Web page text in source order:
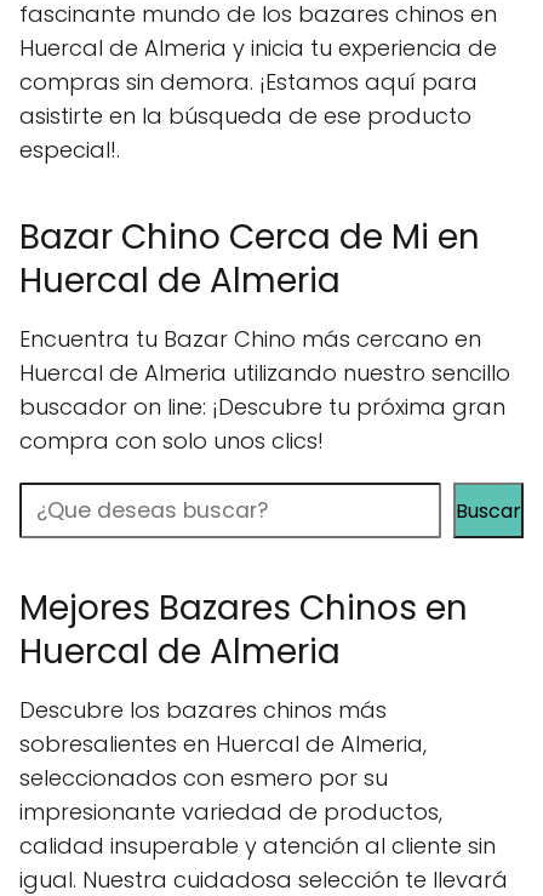
fascinante mundo de los bazares chinos en
Huercal de Almeria y inicia tu experiencia de
compras sin demora. ¡Estamos aquí para
asistirte en la búsqueda de ese producto
especial!.
Bazar Chino Cerca de Mi en
Huercal de Almeria
Encuentra tu Bazar Chino más cercano en
Huercal de Almeria utilizando nuestro sencillo
buscador on line: ¡Descubre tu próxima gran
compra con solo unos clics!
Buscar Buscar
Mejores Bazares Chinos en
Huercal de Almeria
Descubre los bazares chinos más
sobresalientes en Huercal de Almeria,
seleccionados con esmero por su
impresionante variedad de productos,
calidad insuperable y atención al cliente sin
igual. Nuestra cuidadosa selección te llevará